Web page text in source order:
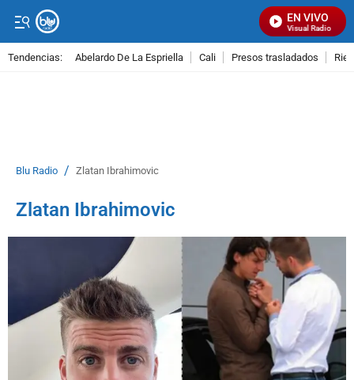
EN VIVO
Señal Visual Radio
Tendencias: Abelardo De La Espriella Cali Presos trasladados
Blu Radio / Zlatan Ibrahimovic
Zlatan Ibrahimovic